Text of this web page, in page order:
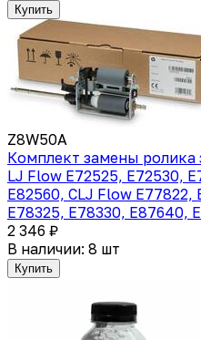
Купить
Z8W50A
Комплект замены ролика
LJ Flow E72525, E72530,
E82560, CLJ Flow E77822,
E78325, E78330, E87640,
2 346 ₽
В наличии: 8 шт
Купить